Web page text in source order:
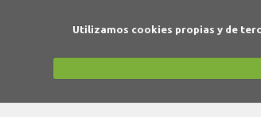
Utilizamos cookies propias y de